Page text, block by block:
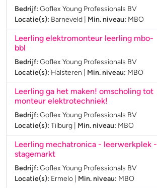
Bedrijf: Goflex Young Professionals BV
Locatie(s): Barneveld Min. niveau: MBO
Leerling elektromonteur leerling mbo-
bbl
Bedrijf: Goflex Young Professionals BV
Locatie(s): Halsteren Min. niveau: MBO
Leerling ga het maken! omscholing tot
monteur elektrotechniek!
Bedrijf: Goflex Young Professionals BV
Locatie(s): Tilburg Min. niveau: MBO
Leerling mechatronica - leerwerkplek -
stagemarkt
Bedrijf: Goflex Young Professionals BV
Locatie(s): Ermelo Min. niveau: MBO